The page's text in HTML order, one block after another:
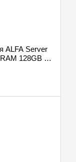
ALFA Server
128GB /